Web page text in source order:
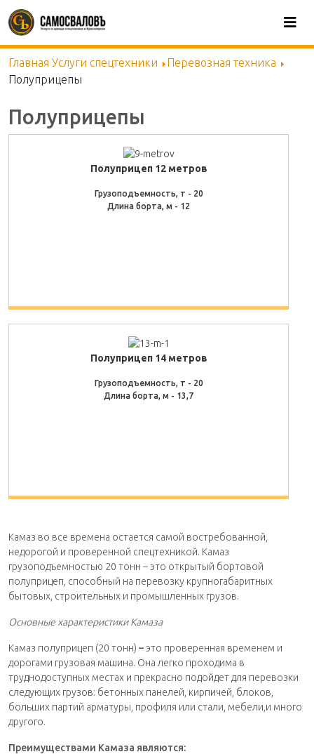
Skip
to
content
Главная Услуги спецтехники
Перевозная техника
Полуприцепы
Полуприцепы
Полуприцеп 12 метров
Грузоподъемность, т - 20
Длина борта, м - 12
Полуприцеп 14 метров
Грузоподъемность, т - 20
Длина борта, м - 13,7
Камаз во все времена остается самой востребованной,
недорогой и проверенной спецтехникой. Камаз
грузоподъемностью 20 тонн – это открытый бортовой
полуприцеп, способный на перевозку крупногабаритных
бытовых, строительных и промышленных грузов.
Основные характеристики Камаза
Камаз полуприцеп (20 тонн) – это проверенная временем и
дорогами грузовая машина. Она легко проходима в
труднодоступных местах и прекрасно подойдет для перевозки
следующих грузов: бетонных панелей, кирпичей, блоков,
больших партий арматуры, профиля или стали, мебели, и много
другого.
Преимуществами Камаза являются: